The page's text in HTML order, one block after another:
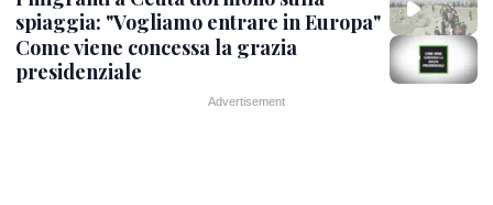
spiaggia: "Vogliamo entrare in Europa"
Come viene concessa la grazia
presidenziale